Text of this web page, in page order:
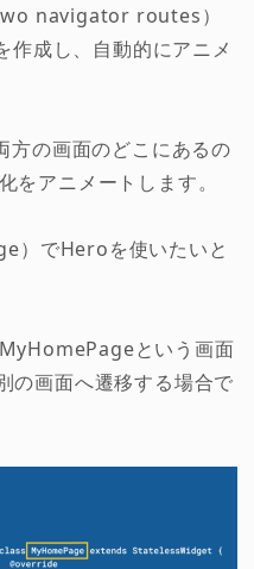
navigator routes）
成し、自動的にアニメ
の画面のどこにあるの
をアニメートします。
）でHeroを使いたいと
という画面
画面へ遷移する場合で